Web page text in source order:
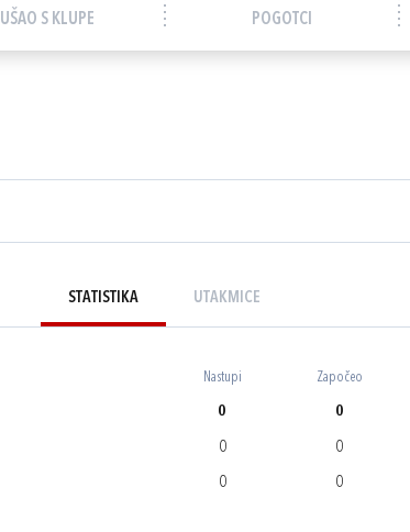
UŠAO S KLUPE POGOTCI
STATISTIKA UTAKMICE
Nastupi Započeo
0 0
0 0
0 0